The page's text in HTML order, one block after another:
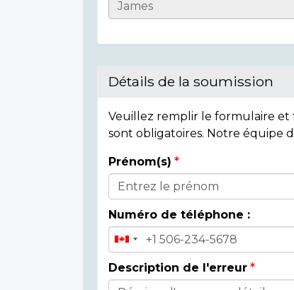
Casualty
Détails de la soumission
Veuillez remplir le formulaire et
sont obligatoires. Notre équipe
Donor
Details
Prénom(s)
Numéro de téléphone :
Description de l'erreur